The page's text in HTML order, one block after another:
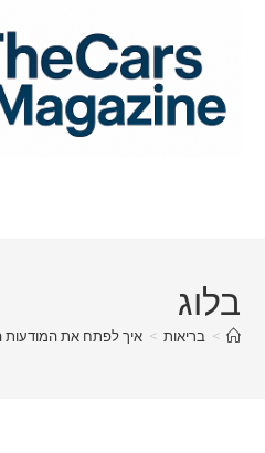
בלוג
> בריאות > איך לפתח את המודעות